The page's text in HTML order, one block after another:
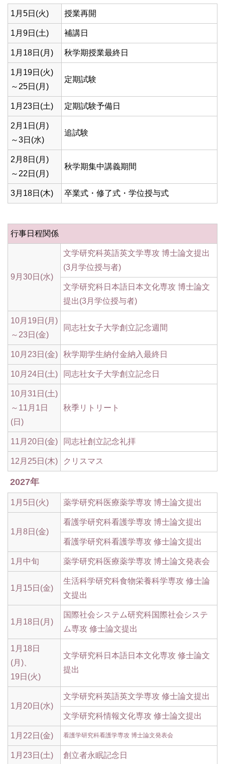
1月5日(火) 授業再開
1月9日(土) 補講日
1月18日(月) 秋学期授業最終日
1月19日(火)
～25日(月)
定期試験
1月23日(土) 定期試験予備日
2月1日(月)
～3日(水)
追試験
2月8日(月)
～22日(月)
秋学期集中講義期間
3月18日(木) 卒業式・修了式・学位授与式
行事日程関係
9月30日(水)
文学研究科英語英文学専攻 博士論文提出
(3月学位授与者)
文学研究科日本語日本文化専攻 博士論文
提出(3月学位授与者)
10月19日(月)
～23日(金)
同志社女子大学創立記念週間
10月23日(金) 秋学期学生納付金納入最終日
10月24日(土) 同志社女子大学創立記念日
10月31日(土)
～11月1日
(日)
秋季リトリート
11月20日(金) 同志社創立記念礼拝
12月25日(木) クリスマス
2027年
1月5日(火) 薬学研究科医療薬学専攻 博士論文提出
1月8日(金)
看護学研究科看護学専攻 博士論文提出
看護学研究科看護学専攻 修士論文提出
1月中旬 薬学研究科医療薬学専攻 博士論文発表会
1月15日(金)
生活科学研究科食物栄養科学専攻 修士論
文提出
1月18日(月)
国際社会システム研究科国際社会システ
ム専攻 修士論文提出
1月18日
(月)、
19日(火)
文学研究科日本語日本文化専攻 修士論文
提出
1月20日(水)
文学研究科英語英文学専攻 修士論文提出
文学研究科情報文化専攻 修士論文提出
1月22日(金) 看護学研究科看護学専攻 博士論文発表会
1月23日(土) 創立者永眠記念日